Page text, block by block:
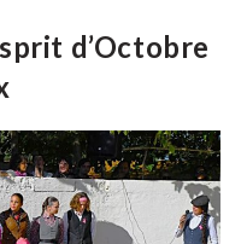
d’Octobre